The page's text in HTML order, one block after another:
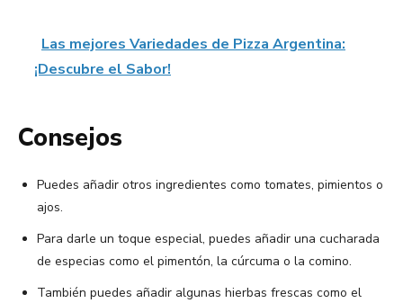
Las mejores Variedades de Pizza Argentina:
¡Descubre el Sabor!
Consejos
Puedes añadir otros ingredientes como tomates, pimientos o
ajos.
Para darle un toque especial, puedes añadir una cucharada
de especias como el pimentón, la cúrcuma o la comino.
También puedes añadir algunas hierbas frescas como el